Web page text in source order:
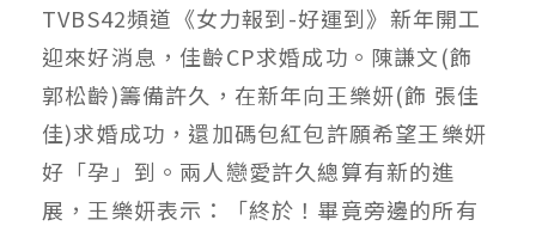
TVBS42頻道《女力報到-好運到》新年開工
迎來好消息，佳齡CP求婚成功。陳謙文(飾
郭松齡)籌備許久，在新年向王樂妍(飾 張佳
佳)求婚成功，還加碼包紅包許願希望王樂妍
好「孕」到。兩人戀愛許久總算有新的進
展，王樂妍表示：「終於！畢竟旁邊的所有